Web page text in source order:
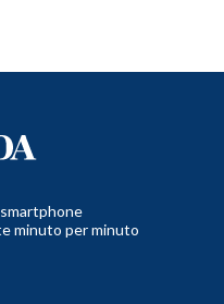
minuto per minuto